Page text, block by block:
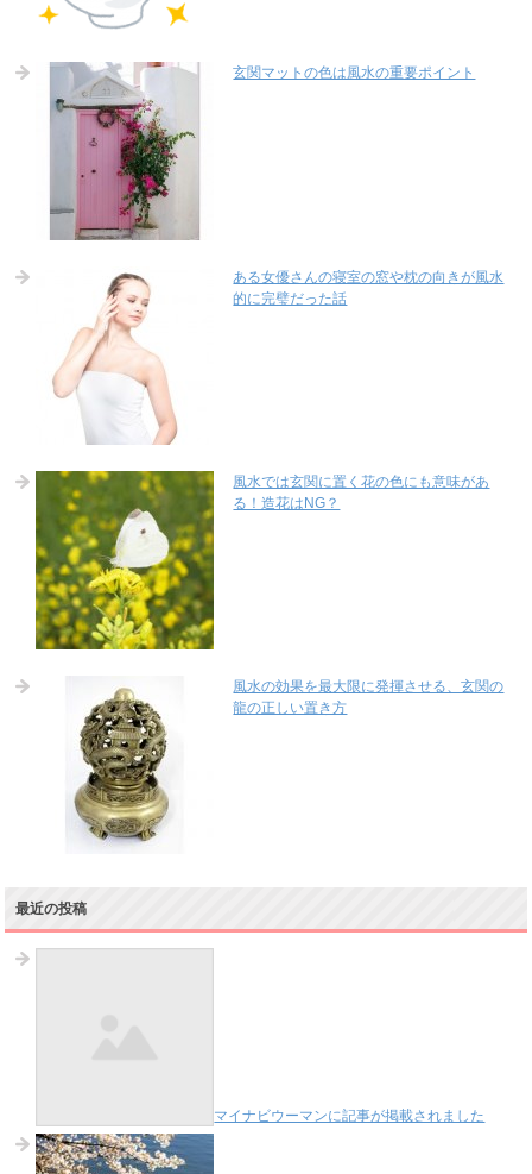
玄関マットの色は風水の重要ポイント
ある女優さんの寝室の窓や枕の向きが風水
的に完璧だった話
風水では玄関に置く花の色にも意味があ
る！造花はNG？
風水の効果を最大限に発揮させる、玄関の
龍の正しい置き方
最近の投稿
マイナビウーマンに記事が掲載されました